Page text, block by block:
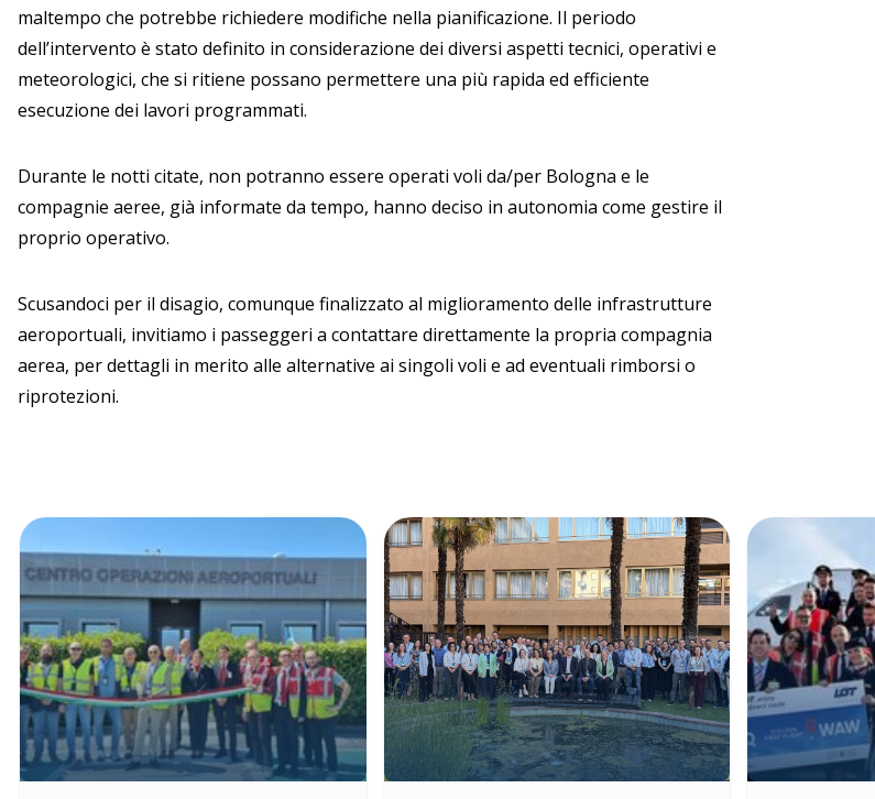
maltempo che potrebbe richiedere modifiche nella pianificazione. Il periodo
dell’intervento è stato definito in considerazione dei diversi aspetti tecnici, operativi e
meteorologici, che si ritiene possano permettere una più rapida ed efficiente
esecuzione dei lavori programmati.
Durante le notti citate, non potranno essere operati voli da/per Bologna e le
compagnie aeree, già informate da tempo, hanno deciso in autonomia come gestire il
proprio operativo.
Scusandoci per il disagio, comunque finalizzato al miglioramento delle infrastrutture
aeroportuali, invitiamo i passeggeri a contattare direttamente la propria compagnia
aerea, per dettagli in merito alle alternative ai singoli voli e ad eventuali rimborsi o
riprotezioni.